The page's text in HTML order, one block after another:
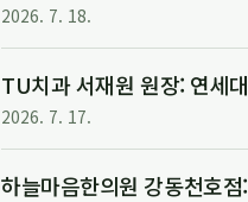
2026. 7. 18.
TU치과 서재원 원장: 연
2026. 7. 17.
하늘마음한의원 강동천호